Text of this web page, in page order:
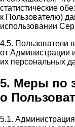
статистические
к Пользователю)
использовании
4.5. Пользователи
от Администрации
их персональных
5. Меры по
о
5.1.